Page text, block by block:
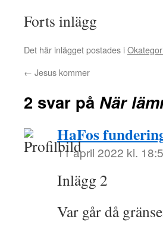
Forts inlägg
Det här inlägget postades i
← Jesus kommer
2 svar på När
HaFos
11 april 2022 kl.
Inlägg 2
Var går då